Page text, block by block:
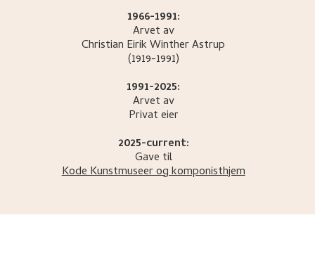
1966-1991:
Arvet av
Christian Eirik WintherAstrup
(1919-1991)
1991-2025:
Arvet av
Privat eier
2025-current:
Gave til
Kode Kunstmuseer og komponisthjem